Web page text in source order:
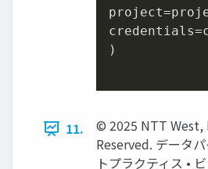
)
11.
© 2025 NTT West,
Reserved. データ
トプラクティス •